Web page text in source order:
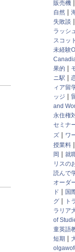
販売機 |
自然 |
失敗談 |
ラッシ
スコッ
未経験
果的 |
ニ駅 |
ィア留
ッジ |
and
永住権
セミナ
ズ | ワ
授業料 |
岡 | 就
リスの
読んで
オーダ
ド | 国
グ | ト
ラリア
of
童英語
短期 |